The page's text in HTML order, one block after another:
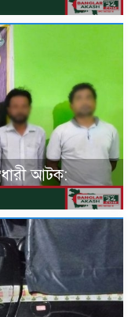
আটক: